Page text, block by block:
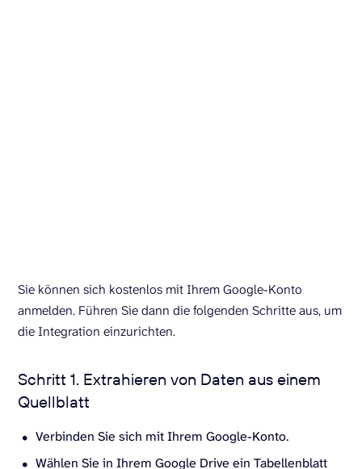
Sie können sich kostenlos mit Ihrem Google-Konto
anmelden. Führen Sie dann die folgenden Schritte aus, um
die Integration einzurichten.
Schritt 1. Extrahieren von Daten aus einem
Quellblatt
Verbinden Sie sich mit Ihrem Google-Konto.
Wählen Sie in Ihrem Google Drive ein Tabellenblatt